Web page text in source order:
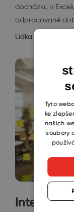
docházku v
odpracované
Lidka Weinzettl
Interní
Tyto
ke
našich
soubory